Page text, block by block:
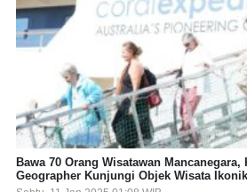
Bawa 70 Orang Wisatawan Mancanegara,
Geographer Kunjungi Objek Wisata